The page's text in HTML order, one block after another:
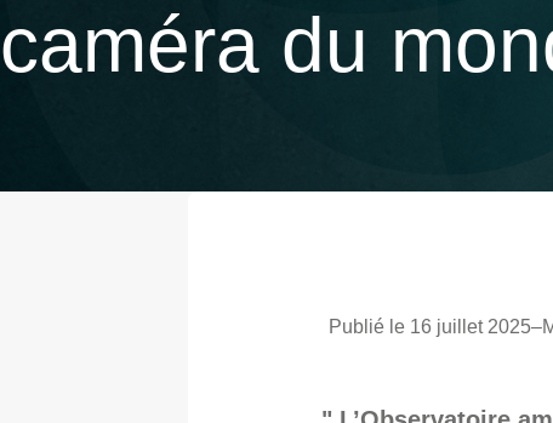
caméra du
Publié le 16 juillet 2025–